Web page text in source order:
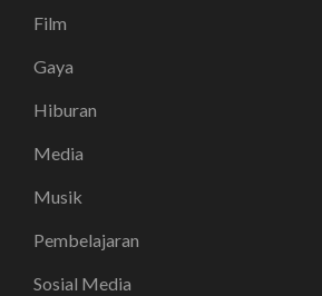
Film
Gaya
Hiburan
Media
Musik
Pembelajaran
Sosial Media